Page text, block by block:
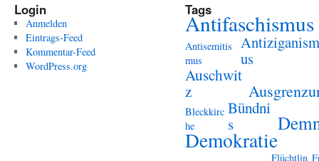
Login
Anmelden
Eintrags-Feed
Kommentar-Feed
WordPress.org
Tags
Antifaschismus
Antisemitis
mus
Antiziganism
us
Auschwit
z
Bleckkirc
he
Bündni
s
Demokratie
Flüchtlin